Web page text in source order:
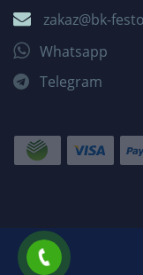
zakaz@bk-
Whatsapp
Telegram